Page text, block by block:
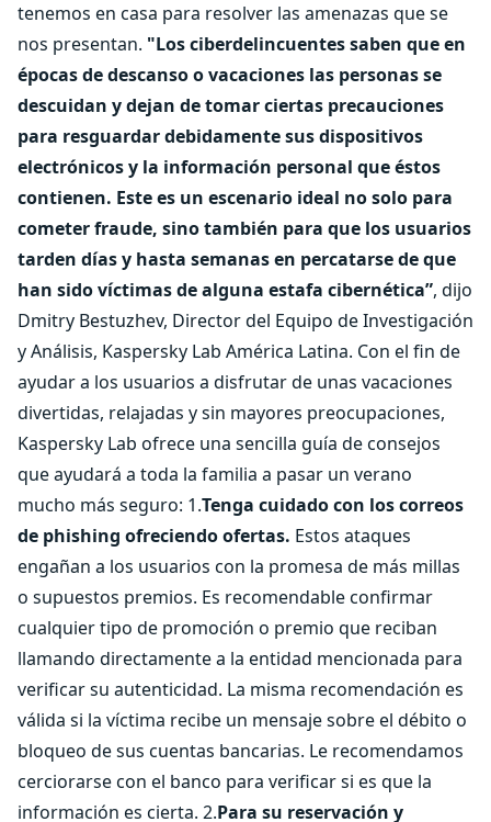
tenemos en casa para resolver las amenazas que se
nos presentan. "Los ciberdelincuentes saben que en
épocas de descanso o vacaciones las personas se
descuidan y dejan de tomar ciertas precauciones
para resguardar debidamente sus dispositivos
electrónicos y la información personal que éstos
contienen. Este es un escenario ideal no solo para
cometer fraude, sino también para que los usuarios
tarden días y hasta semanas en percatarse de que
han sido víctimas de alguna estafa cibernética”, dijo
Dmitry Bestuzhev, Director del Equipo de Investigación
y Análisis, Kaspersky Lab América Latina. Con el fin de
ayudar a los usuarios a disfrutar de unas vacaciones
divertidas, relajadas y sin mayores preocupaciones,
Kaspersky Lab ofrece una sencilla guía de consejos
que ayudará a toda la familia a pasar un verano
mucho más seguro: 1.Tenga cuidado con los correos
de phishing ofreciendo ofertas. Estos ataques
engañan a los usuarios con la promesa de más millas
o supuestos premios. Es recomendable confirmar
cualquier tipo de promoción o premio que reciban
llamando directamente a la entidad mencionada para
verificar su autenticidad. La misma recomendación es
válida si la víctima recibe un mensaje sobre el débito o
bloqueo de sus cuentas bancarias. Le recomendamos
cerciorarse con el banco para verificar si es que la
información es cierta. 2.Para su reservación y